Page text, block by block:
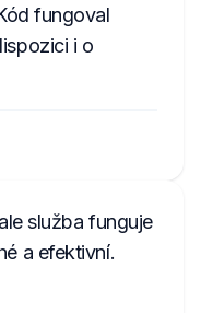
fungoval
i o
služba funguje
a efektivní.